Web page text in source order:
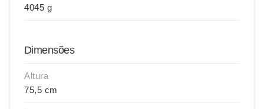
4045 g
Dimensões
Altura
75,5 cm